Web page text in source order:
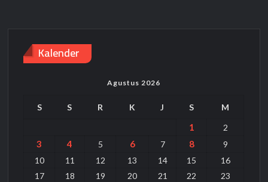
untuk
Kalender
Agustus 2026
S S R K J S M
1 2
3 4 5 6 7 8
9
10
11 12 13 14 15
16
17
18 19 20 21 22
23